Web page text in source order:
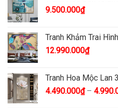
9.500.000₫
Tranh Khảm Trai
12.990.000₫
Tranh Hoa Mộc Lan
4.490.000₫–